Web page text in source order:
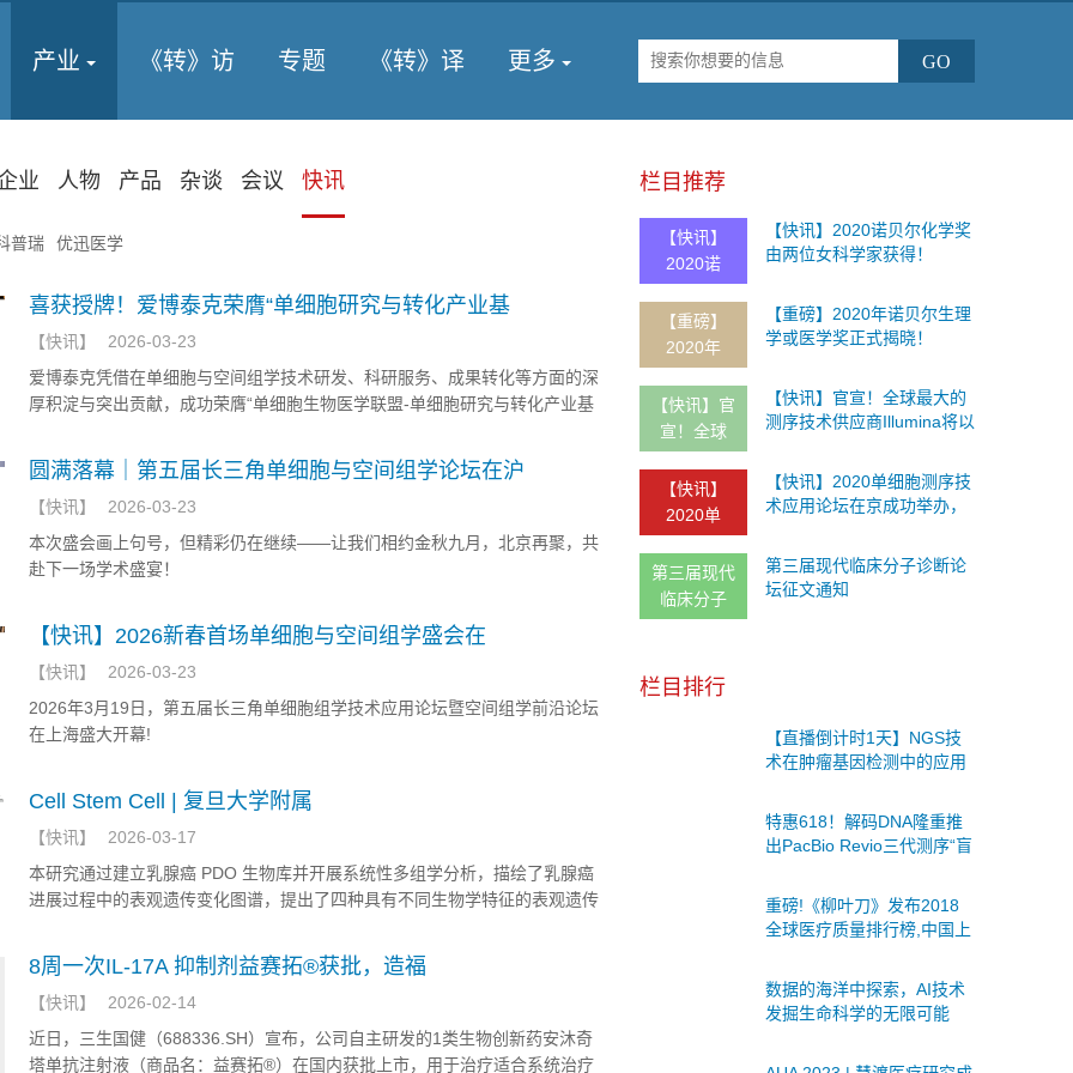
产业 《转》访 专题 《转》译 更多
业 人物 产品 杂谈 会议 快讯
普瑞 优迅医学
喜获授牌！爱博泰克荣膺“单细胞研究与转化产业基
【快讯 】
2026-03-23
爱博泰克凭借在单细胞与空间组学技术研发、科研服务、成果转化等方面的深
厚积淀与突出贡献，成功荣膺“单细胞生物医学联盟-单细胞研究与转化产业基
圆满落幕｜第五届长三角单细胞与空间组学论坛在沪
【快讯 】
2026-03-23
本次盛会画上句号，但精彩仍在继续——让我们相约金秋九月，北京再聚，共
赴下一场学术盛宴！
【快讯】2026新春首场单细胞与空间组学盛会在
【快讯 】
2026-03-23
2026年3月19日，第五届长三角单细胞组学技术应用论坛暨空间组学前沿论坛
在上海盛大开幕!
Cell Stem Cell | 复旦大学附属
【快讯 】
2026-03-17
本研究通过建立乳腺癌 PDO 生物库并开展系统性多组学分析，描绘了乳腺癌
进展过程中的表观遗传变化图谱，提出了四种具有不同生物学特征的表观遗传
8周一次IL-17A 抑制剂益赛拓®获批，造福
【快讯 】
2026-02-14
近日，三生国健（688336.SH）宣布，公司自主研发的1类生物创新药安沐奇
塔单抗注射液（商品名：益赛拓®）在国内获批上市，用于治疗适合系统治疗
栏目推荐
【快讯】
2020诺
【快讯】2020诺贝尔化学奖
由两位女科学家获得！
【重磅】
2020年
【重磅】2020年诺贝尔生理
学或医学奖正式揭晓！
【快讯】官
宣！全球
【快讯】官宣！全球最大的
测序技术供应商Illumina将以
症早筛开发
【快讯】
2020单
【快讯】2020单细胞测序技
术应用论坛在京成功举办，
告！
第三届现代
临床分子
第三届现代临床分子诊断论
坛征文通知
栏目排行
【直播倒计时1天】NGS技
术在肿瘤基因检测中的应用
特惠618！解码DNA隆重推
出PacBio Revio三代测序“盲
重磅!《柳叶刀》发布2018
全球医疗质量排行榜,中国上
2017年中国表现,日本表现)
数据的海洋中探索，AI技术
发掘生命科学的无限可能